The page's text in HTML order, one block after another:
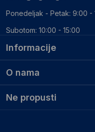
Informacije
O nama
Ne propusti
Ponedeljak - Petak: 9:00 -
Subotom: 10:00 - 15:00